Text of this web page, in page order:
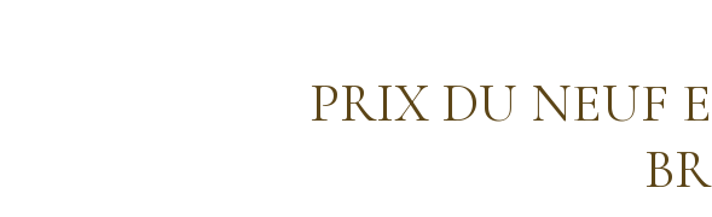
PRIX DU NEUF